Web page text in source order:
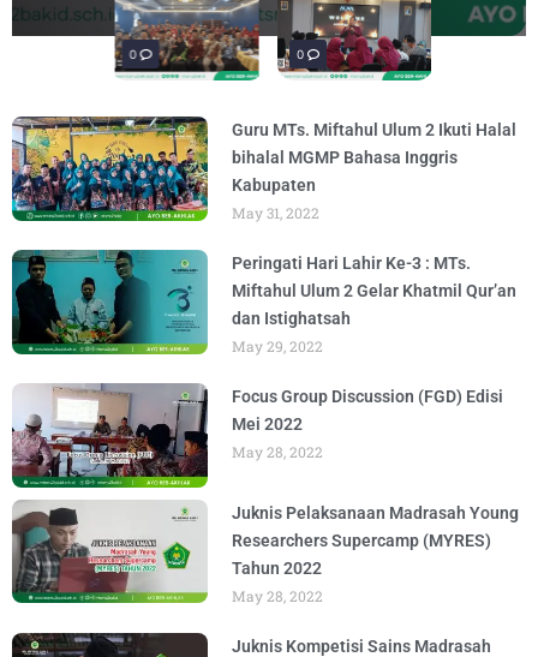
penguatan materi "Re-Branding
BY ADMIN AUGUST 5, 2026
materi Literasi Digital yang
BY ADMIN AUGUST 5, 2026
Madrasah" pada
ADMIN AUGUST 4, 2026
Keagamaan
ADMIN AUGUST 3, 2026
Literasi, para siswa mengikuti latihan
BY ADMIN AUGUST 1, 2026
penguatan materi bertajuk "Praktik Baik
BY ADMIN AUGUST 6, 2026
penguatan materi "Re-Branding
BY ADMIN AUGUST 5, 2026
materi Literasi Digital yang
BY ADMIN AUGUST 5, 2026
0 0
Guru MTs. Miftahul Ulum 2 Ikuti Halal
bihalal MGMP Bahasa Inggris
Kabupaten
May 31, 2022
Peringati Hari Lahir Ke-3 : MTs.
Miftahul Ulum 2 Gelar Khatmil Qur’an
dan Istighatsah
May 29, 2022
Focus Group Discussion (FGD) Edisi
Mei 2022
May 28, 2022
Juknis Pelaksanaan Madrasah Young
Researchers Supercamp (MYRES)
Tahun 2022
May 28, 2022
Juknis Kompetisi Sains Madrasah